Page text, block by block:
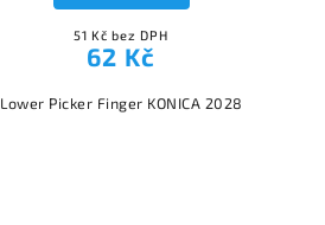
51 Kč bez DPH
62 Kč
Lower Picker Finger KONICA 2028